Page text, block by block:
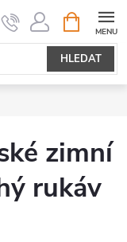
HLEDAT
NÁKUPNÍ
KOŠÍK
zimní
rukáv